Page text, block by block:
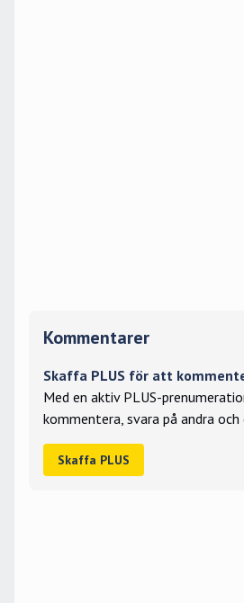
Kommentarer
Skaffa PLUS för att
Med en aktiv PLUS-
kommentera, svara på andra
Skaffa PLUS